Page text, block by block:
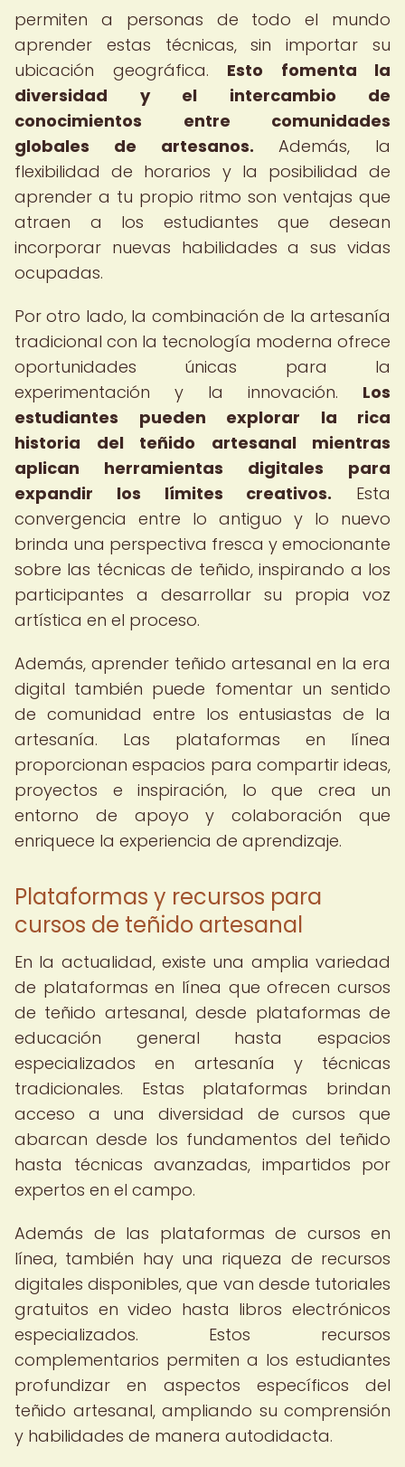
permiten a personas de todo el mundo
aprender estas técnicas, sin importar su
ubicación geográfica. Esto fomenta la
diversidad y el intercambio de
conocimientos entre comunidades
globales de artesanos. Además, la
flexibilidad de horarios y la posibilidad de
aprender a tu propio ritmo son ventajas que
atraen a los estudiantes que desean
incorporar nuevas habilidades a sus vidas
ocupadas.
Por otro lado, la combinación de la artesanía
tradicional con la tecnología moderna ofrece
oportunidades únicas para la
experimentación y la innovación. Los
estudiantes pueden explorar la rica
historia del teñido artesanal mientras
aplican herramientas digitales para
expandir los límites creativos. Esta
convergencia entre lo antiguo y lo nuevo
brinda una perspectiva fresca y emocionante
sobre las técnicas de teñido, inspirando a los
participantes a desarrollar su propia voz
artística en el proceso.
Además, aprender teñido artesanal en la era
digital también puede fomentar un sentido
de comunidad entre los entusiastas de la
artesanía. Las plataformas en línea
proporcionan espacios para compartir ideas,
proyectos e inspiración, lo que crea un
entorno de apoyo y colaboración que
enriquece la experiencia de aprendizaje.
Plataformas y recursos para
cursos de teñido artesanal
En la actualidad, existe una amplia variedad
de plataformas en línea que ofrecen cursos
de teñido artesanal, desde plataformas de
educación general hasta espacios
especializados en artesanía y técnicas
tradicionales. Estas plataformas brindan
acceso a una diversidad de cursos que
abarcan desde los fundamentos del teñido
hasta técnicas avanzadas, impartidos por
expertos en el campo.
Además de las plataformas de cursos en
línea, también hay una riqueza de recursos
digitales disponibles, que van desde tutoriales
gratuitos en video hasta libros electrónicos
especializados. Estos recursos
complementarios permiten a los estudiantes
profundizar en aspectos específicos del
teñido artesanal, ampliando su comprensión
y habilidades de manera autodidacta.